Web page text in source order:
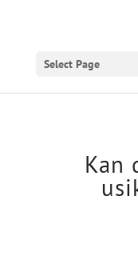
Select Page
Kan